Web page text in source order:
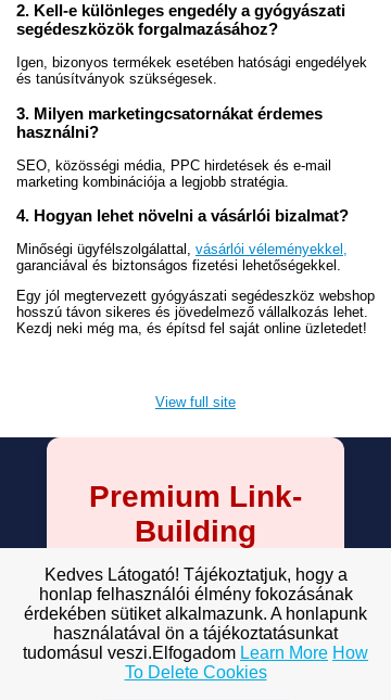
2. Kell-e különleges engedély a gyógyászati
segédeszközök forgalmazásához?
Igen, bizonyos termékek esetében hatósági engedélyek
és tanúsítványok szükségesek.
3. Milyen marketingcsatornákat érdemes
használni?
SEO, közösségi média, PPC hirdetések és e-mail
marketing kombinációja a legjobb stratégia.
4. Hogyan lehet növelni a vásárlói bizalmat?
Minőségi ügyfélszolgálattal, vásárlói véleményekkel,
garanciával és biztonságos fizetési lehetőségekkel.
Egy jól megtervezett gyógyászati segédeszköz webshop
hosszú távon sikeres és jövedelmező vállalkozás lehet.
Kezdj neki még ma, és építsd fel saját online üzletedet!
View full site
Premium Link-
Building
Services
Explore premium link-building
options to boost your online
visibility.
Kedves Látogató! Tájékoztatjuk, hogy a
honlap felhasználói élmény fokozásának
érdekében sütiket alkalmazunk. A honlapunk
használatával ön a tájékoztatásunkat
tudomásul veszi.Elfogadom Learn More How
To Delete Cookies